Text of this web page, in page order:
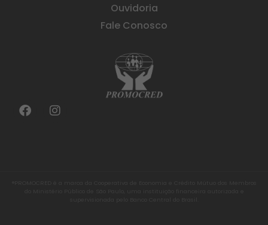
Ouvidoria
Fale Conosco